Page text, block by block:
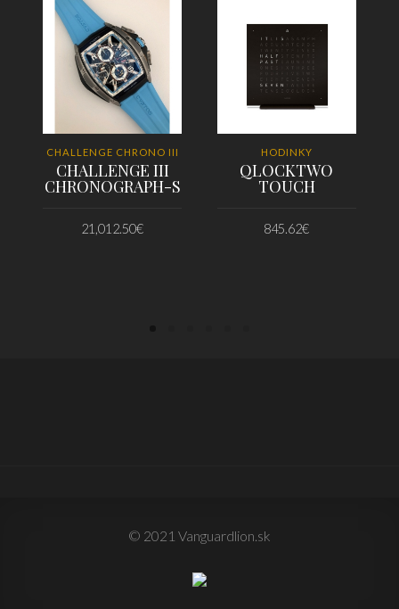
CHALLENGE CHRONO III
CHALLENGE III
CHRONOGRAPH-S
21,012.50€
HODINKY
QLOCKTWO
TOUCH
845.62€
© 2021 Vanguardlion.sk